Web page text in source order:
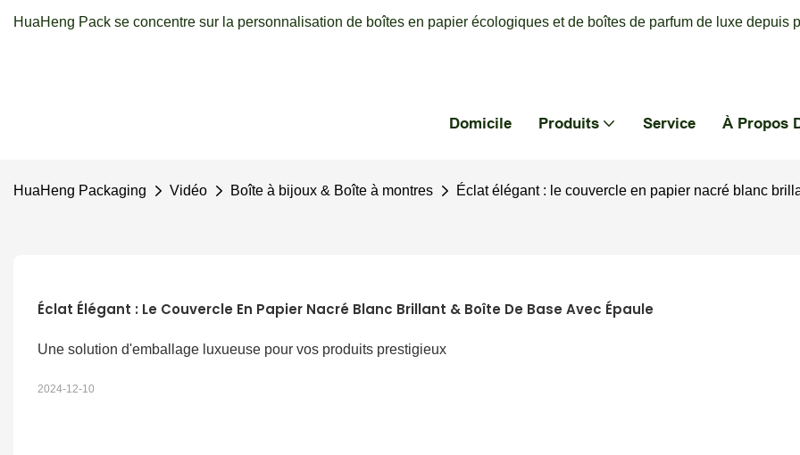
HuaHeng Pack se concentre sur la personnalisation de boîtes en papier écologiques et de boîtes de parfum de luxe depuis
Domicile Produits Service À Propos
HuaHeng Packaging Vidéo Boîte à bijoux & Boîte à montres Éclat élégant : le couvercle en papier nacré blanc
Éclat Élégant : Le Couvercle En Papier Nacré Blanc Brillant & Boîte De Base Avec Épaule
Une solution d'emballage luxueuse pour vos produits prestigieux
2024-12-10